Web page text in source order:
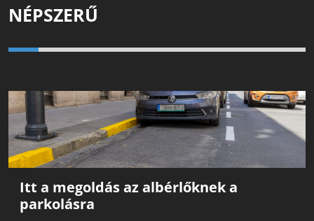
NÉPSZERŰ
Itt a megoldás az albérlőknek a
parkolásra